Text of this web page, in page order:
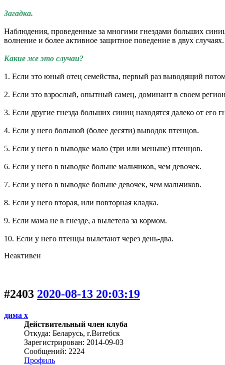
Загадка.
Наблюдения, проведенные за многими гнездами больших
волнение и более активное защитное поведение в двух случаях.
Какие же это случаи?
1. Если это юный отец семейства, первый раз выводящий
2. Если это взрослый, опытный самец, доминант в своем
3. Если другие гнезда больших синиц находятся далеко от его
4. Если у него большой (более десяти) выводок птенцов.
5. Если у него в выводке мало (три или меньше) птенцов.
6. Если у него в выводке больше мальчиков, чем девочек.
7. Если у него в выводке больше девочек, чем мальчиков.
8. Если у него вторая, или повторная кладка.
9. Если мама не в гнезде, а вылетела за кормом.
10. Если у него птенцы вылетают через день-два.
Неактивен
#2403 2020-08-13 20:03:19
дима х
Действительный член клуба
Откуда: Беларусь, г.Витебск
Зарегистрирован: 2014-09-03
Сообщений: 2224
Профиль